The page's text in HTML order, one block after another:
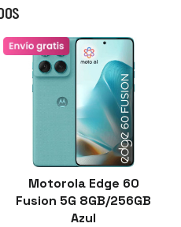
Motorola Edge 60
Fusion 5G 8GB/256GB
Azul